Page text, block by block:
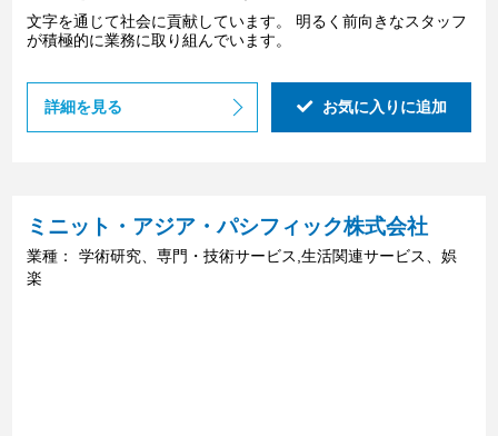
文字を通じて社会に貢献しています。 明るく前向きなスタッフ
が積極的に業務に取り組んでいます。
詳細を見る お気に入りに追加
ミニット・アジア・パシフィック株式会社
業種：
学術研究、専門・技術サービス,生活関連サービス、娯
楽